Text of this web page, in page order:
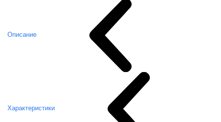
Описание
Характеристики